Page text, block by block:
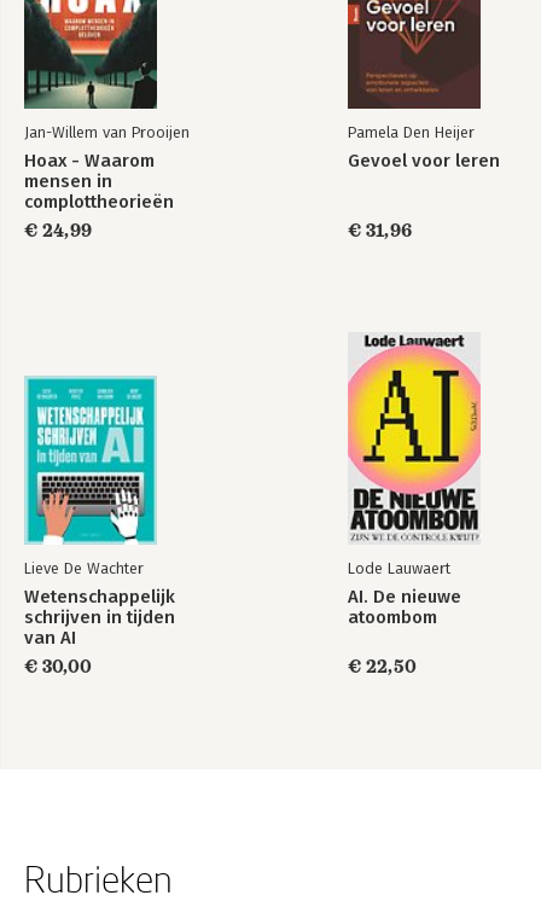
Jan-Willem van Prooijen
Hoax - Waarom
mensen in
complottheorieën
geloven
€ 24,99
Pamela Den Heijer
Gevoel voor leren
€ 31,96
Lieve De Wachter
Wetenschappelijk
schrijven in tijden
van AI
€ 30,00
Lode Lauwaert
AI. De nieuwe
atoombom
€ 22,50
Rubrieken